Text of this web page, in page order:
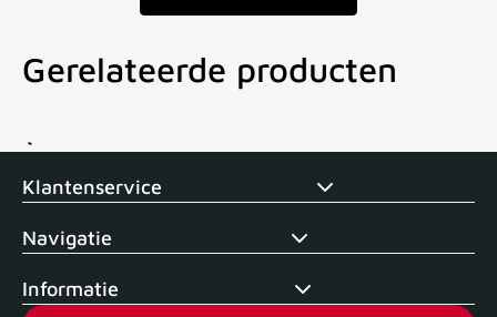
Gerelateerde producten
Voor 15uur besteld, zelfde dag verstuurd Echte winkel +35
Klantenservice
Navigatie
Informatie